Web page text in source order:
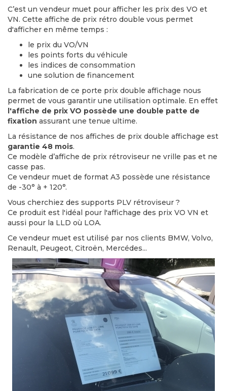
C’est un vendeur muet pour afficher les prix des VO et
VN. Cette affiche de prix rétro double vous permet
d'afficher en même temps :
le prix du VO/VN
les points forts du véhicule
les indices de consommation
une solution de financement
La fabrication de ce porte prix double affichage nous
permet de vous garantir une utilisation optimale. En effet
l'affiche de prix VO possède une double patte de
fixation assurant une tenue ultime.
La résistance de nos affiches de prix double affichage est
garantie 48 mois.
Ce modèle d’affiche de prix rétroviseur ne vrille pas et ne
casse pas.
Ce vendeur muet de format A3 possède une résistance
de -30° à + 120°.
Vous cherchiez des supports PLV rétroviseur ?
Ce produit est l'idéal pour l'affichage des prix VO VN et
aussi pour la LLD où LOA.
Ce vendeur muet est utilisé par nos clients BMW, Volvo,
Renault, Peugeot, Citroën, Mercédes...